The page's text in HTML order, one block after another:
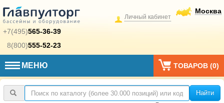
+7(495)565-36-39
8(800)555-52-23
Москва
Личный кабинет
МЕНЮ ТОВАРОВ (0)
Найти